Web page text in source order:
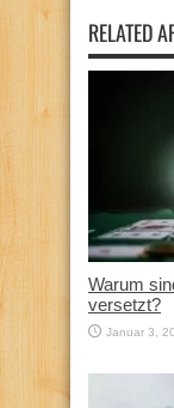
RELATED
Warum
versetzt?
Januar 3,